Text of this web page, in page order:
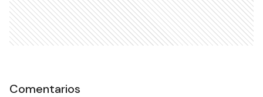
Comentarios